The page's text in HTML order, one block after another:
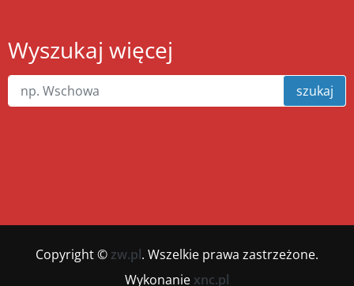
Wyszukaj więcej
szukaj
Copyright © zw.pl. Wszelkie prawa zastrzeżone.
Wykonanie xnc.pl